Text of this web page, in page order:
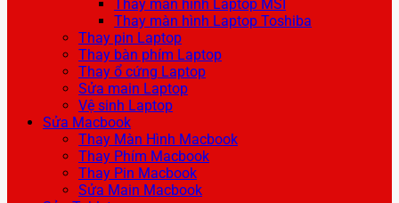
Thay màn hình Laptop MSI
Thay màn hình Laptop Toshiba
Thay pin Laptop
Thay bàn phím Laptop
Thay ổ cứng Laptop
Sửa main Laptop
Vệ sinh Laptop
Sửa Macbook
Thay Màn Hình Macbook
Thay Phím Macbook
Thay Pin Macbook
Sửa Main Macbook